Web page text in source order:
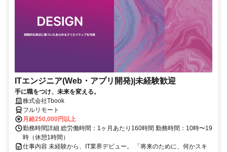
ITエンジニア(Web・アプリ開発)|未経験歓迎
手に職をつけ、未来を変える。
株式会社Tbook
フルリモート
月給250,000円以上
勤務時間詳細 総労働時間：1ヶ月あたり160時間 勤務時間：10時〜19
時（休憩1時間）
仕事内容 未経験から、IT業界デビュー。 「将来のために、何かスキ